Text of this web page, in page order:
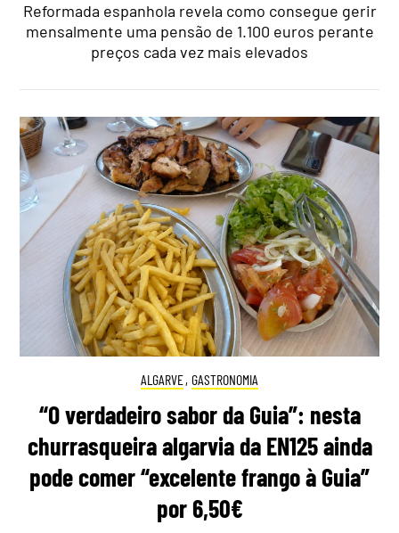
Reformada espanhola revela como consegue gerir
mensalmente uma pensão de 1.100 euros perante
preços cada vez mais elevados
ALGARVE, GASTRONOMIA
“O verdadeiro sabor da Guia”: nesta
churrasqueira algarvia da EN125 ainda
pode comer “excelente frango à Guia”
por 6,50€